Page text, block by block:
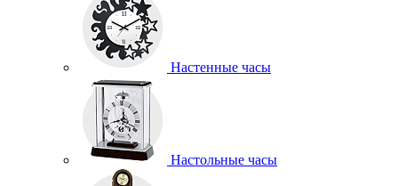
Настенные часы
Настольные часы